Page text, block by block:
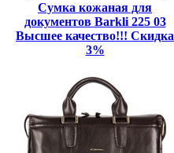
Сумка кожаная для
документов Barkli 225 03
Высшее качество!!! Скидка
3%